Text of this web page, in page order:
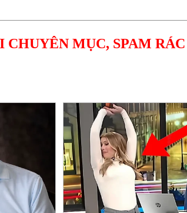
CHUYÊN MỤC, SPAM